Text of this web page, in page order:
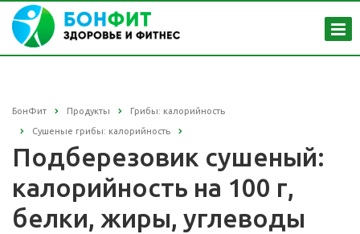
БонФит Продукты Грибы: калорийность
Сушеные грибы: калорийность
Подберезовик сушеный:
калорийность на 100 г,
белки, жиры, углеводы